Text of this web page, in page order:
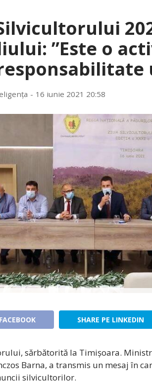
”Este o
16 iunie 2021 20:58
SHARE PE LINKEDIN
sărbătorită la Timișoara.
Barna, a transmis un mesaj în
silvicultorilor.